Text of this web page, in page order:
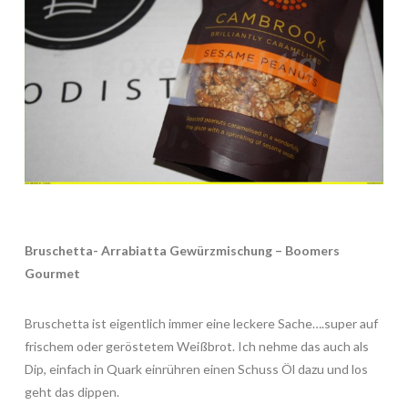
Bruschetta- Arrabiatta Gewürzmischung – Boomers
Gourmet
Bruschetta ist eigentlich immer eine leckere Sache….super auf
frischem oder geröstetem Weißbrot. Ich nehme das auch als
Dip, einfach in Quark einrühren einen Schuss Öl dazu und los
geht das dippen.